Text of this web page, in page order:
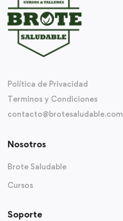
Política de Privacidad
Terminos y Condiciones
contacto@brotesaludable.com
Nosotros
Brote Saludable
Cursos
Soporte